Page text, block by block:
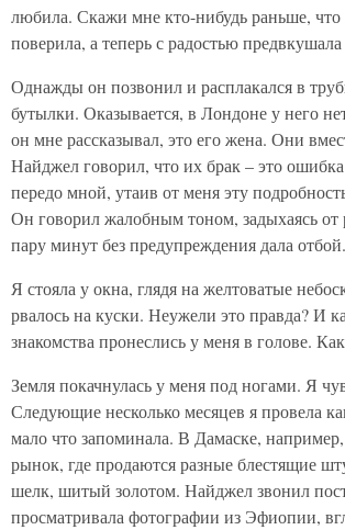
любила. Скажи мне кто-нибудь раньше,
поверила, а теперь с радостью
Однажды он позвонил и расплакался в
бутылки. Оказывается, в Лондоне у него
он мне рассказывал, это его жена. Они
Найджел говорил, что их брак – это
передо мной, утаив от меня эту
Он говорил жалобным тоном, задыхаясь
пару минут без предупреждения дала отбой.
Я стояла у окна, глядя на желтоватые
рвалось на куски. Неужели это правда? И
знакомства пронеслись у меня в голове.
Земля покачнулась у меня под ногами. Я
Следующие несколько месяцев я провела
мало что запоминала. В Дамаске,
рынок, где продаются разные блестящие
шелк, шитый золотом. Найджел звонил
просматривала фотографии из Эфиопии,